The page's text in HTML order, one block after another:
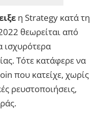
η Strategy κατά τη
θεωρείται από
ισχυρότερα
Τότε κατάφερε να
που κατείχε, χωρίς
ρευστοποιήσεις,